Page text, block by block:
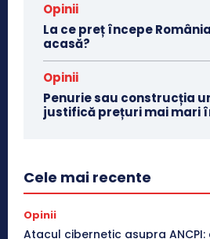
Opinii
La ce preț începe
acasă?
Opinii
Penurie sau construcția
justifică prețuri mai mari
Cele mai recente
Opinii
Atacul cibernetic asupra